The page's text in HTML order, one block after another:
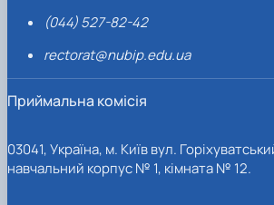
(044) 527-82-42
rectorat@nubip.edu.ua
Приймальна комісія
03041, Україна, м. Київ вул.
навчальний корпус № 1, кімната № 12.